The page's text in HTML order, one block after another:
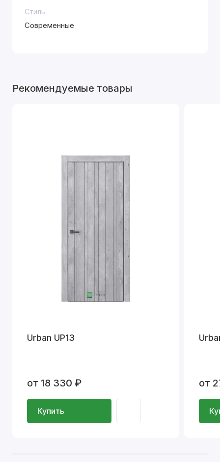
Стиль
Современные
Рекомендуемые товары
Urban UP13
от 18 330 ₽
Купить
от